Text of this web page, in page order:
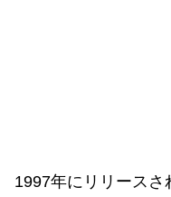
1997年にリリース